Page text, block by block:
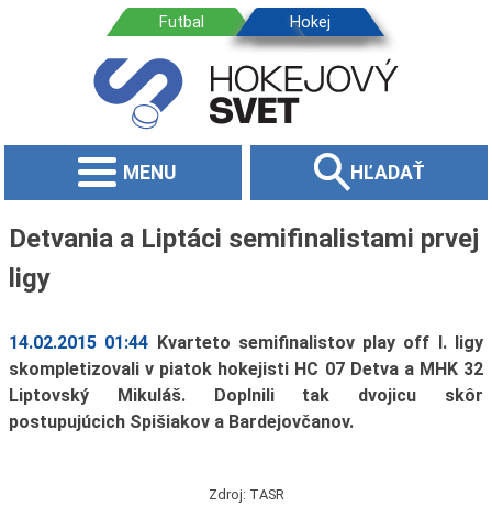
MENU HĽADAŤ
Detvania a Liptáci semifinalistami prvej
ligy
14.02.2015 01:44 Kvarteto semifinalistov play off I. ligy
skompletizovali v piatok hokejisti HC 07 Detva a MHK 32
Liptovský Mikuláš. Doplnili tak dvojicu skôr
postupujúcich Spišiakov a Bardejovčanov.
Zdroj: TASR